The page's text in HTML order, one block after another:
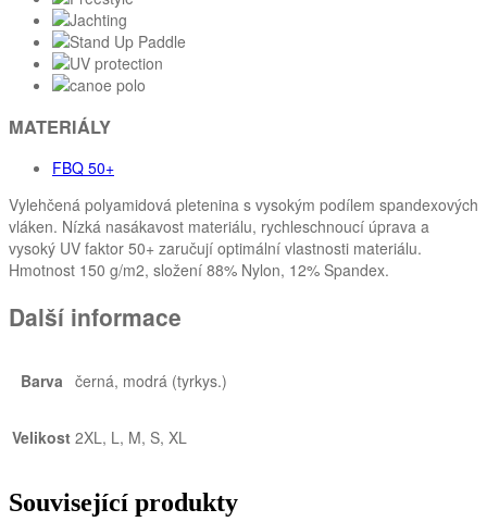
MATERIÁLY
FBQ 50+
Vylehčená polyamidová pletenina s vysokým podílem spandexových
vláken. Nízká nasákavost materiálu, rychleschnoucí úprava a
vysoký UV faktor 50+ zaručují optimální vlastnosti materiálu.
Hmotnost 150 g/m2, složení 88% Nylon, 12% Spandex.
Další informace
Barva černá, modrá (tyrkys.)
Velikost 2XL, L, M, S, XL
Související produkty